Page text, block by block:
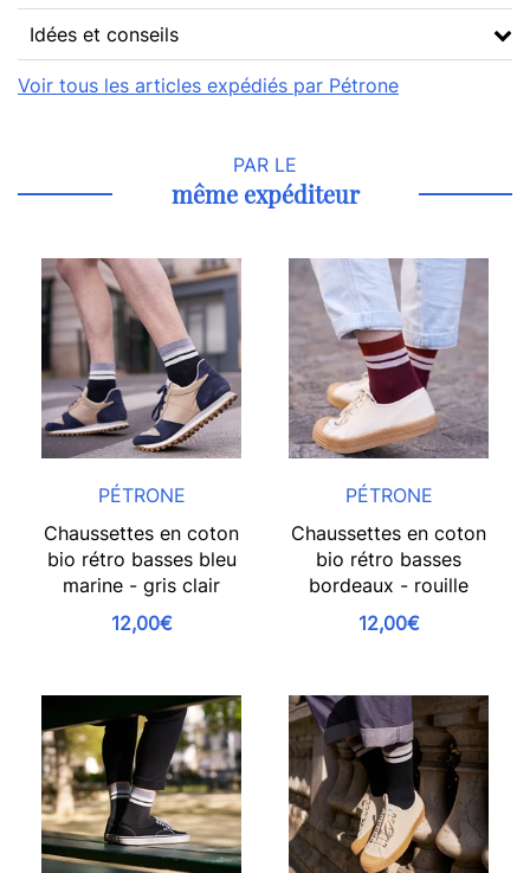
Idées et conseils
Voir tous les articles expédiés par Pétrone
PAR LE
même expéditeur
PÉTRONE
Chaussettes en coton
bio rétro basses bleu
marine - gris clair
12,00€
PÉTRONE
Chaussettes en coton
bio rétro basses
bordeaux - rouille
12,00€